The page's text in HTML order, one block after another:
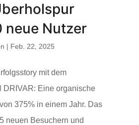
neue Nutzer
| Feb. 22, 2025
mit dem
DRIVAR: Eine organische
375% in einem Jahr. Das
neuen Besuchern und